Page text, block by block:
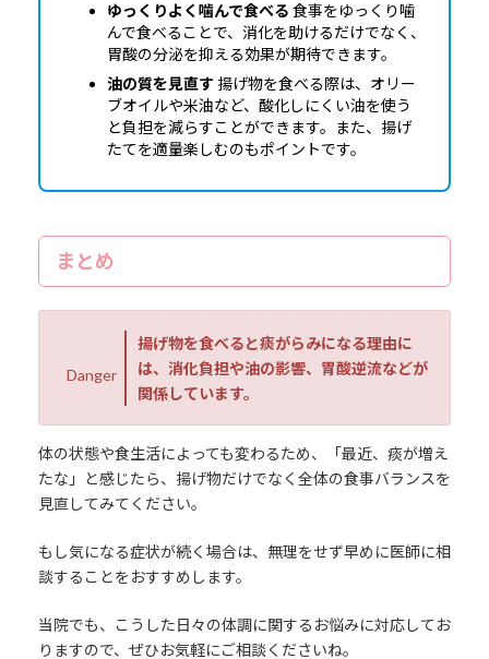
ゆっくりよく噛んで食べる 食事をゆっくり噛
んで食べることで、消化を助けるだけでなく、
胃酸の分泌を抑える効果が期待できます。
油の質を見直す 揚げ物を食べる際は、オリー
ブオイルや米油など、酸化しにくい油を使う
と負担を減らすことができます。また、揚げ
たてを適量楽しむのもポイントです。
まとめ
Danger
揚げ物を食べると痰がらみになる理由に
は、消化負担や油の影響、胃酸逆流などが
関係しています。
体の状態や食生活によっても変わるため、「最近、痰が増え
たな」と感じたら、揚げ物だけでなく全体の食事バランスを
見直してみてください。
もし気になる症状が続く場合は、無理をせず早めに医師に相
談することをおすすめします。
当院でも、こうした日々の体調に関するお悩みに対応してお
りますので、ぜひお気軽にご相談くださいね。